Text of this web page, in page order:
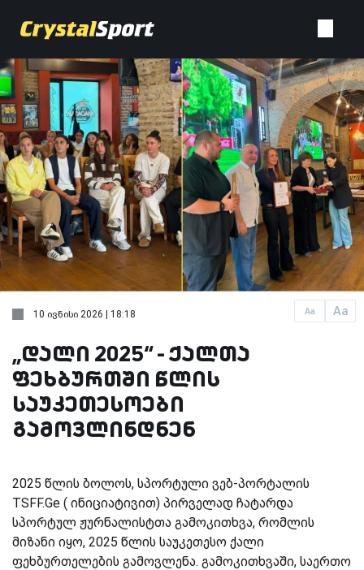
Aa Aa
10 ივნისი 2026 | 18:18
„დალი 2025“ - ქალთა
ფეხბურთში წლის
საუკეთესოები
გამოვლინდნენ
2025 წლის ბოლოს, სპორტული ვებ-პორტალის
TSFF.Ge ( ინიციატივით) პირველად ჩატარდა
სპორტულ ჟურნალისტთა გამოკითხვა, რომლის
მიზანი იყო, 2025 წლის საუკეთესო ქალი
ფეხბურთელების გამოვლენა. გამოკითხვაში, საერთო